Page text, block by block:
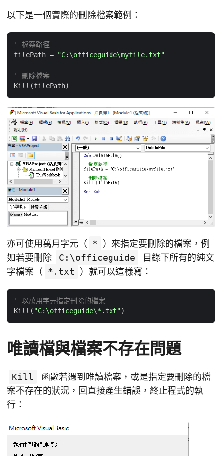
以下是一個實際的刪除檔案範例：
' 檔案路徑
filePath =
"C:\officeguide\myfile.txt"
' 刪除檔案
亦可使用萬用字元（ * ）來指定要刪除的檔案，例
如若要刪除
C:\officeguide
目錄下所有的純文
字檔案（ *.txt ）就可以這樣寫：
' 以萬用字元指定刪除的檔案
Kill( "C:\officeguide\*.txt"
唯讀檔與檔案不存在問題
Kill
函數若遇到唯讀檔案，或是指定要刪除的檔
案不存在的狀況，回直接產生錯誤，終止程式的執
行：